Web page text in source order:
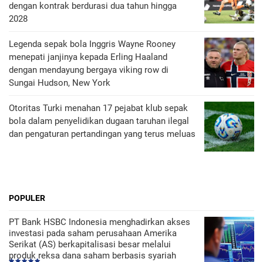
dengan kontrak berdurasi dua tahun hingga
2028
Legenda sepak bola Inggris Wayne Rooney
menepati janjinya kepada Erling Haaland
dengan mendayung bergaya viking row di
Sungai Hudson, New York
Otoritas Turki menahan 17 pejabat klub sepak
bola dalam penyelidikan dugaan taruhan ilegal
dan pengaturan pertandingan yang terus meluas
POPULER
PT Bank HSBC Indonesia menghadirkan akses
investasi pada saham perusahaan Amerika
Serikat (AS) berkapitalisasi besar melalui
produk reksa dana saham berbasis syariah